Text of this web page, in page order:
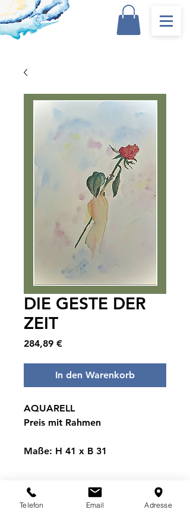
DIE GESTE DER
ZEIT
284,89 €Preis
In den Warenkorb
AQUARELL
Preis mit Rahmen
Maße: H 41 x B 31
BESCHREIBUNG
Zart und doch kraftvoll – eine Hand
Telefon Email Adresse